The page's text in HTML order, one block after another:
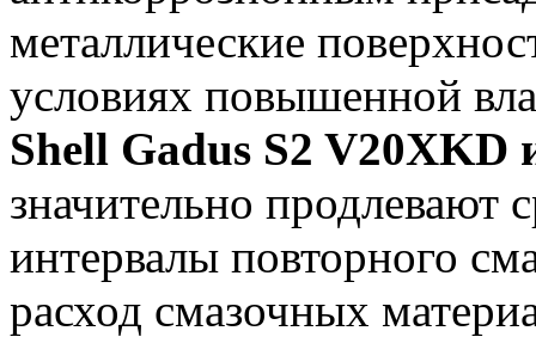
металлические
условиях повышенной
Shell Gadus S2 V20XKD
значительно продлевают
интервалы повторного
расход смазочных